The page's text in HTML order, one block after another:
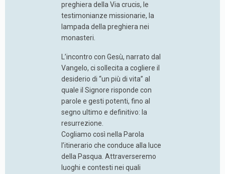
preghiera della Via crucis, le
testimonianze missionarie, la
lampada della preghiera nei
monasteri.
L’incontro con Gesù, narrato dal
Vangelo, ci sollecita a cogliere il
desiderio di “un più di vita” al
quale il Signore risponde con
parole e gesti potenti, fino al
segno ultimo e definitivo: la
resurrezione.
Cogliamo così nella Parola
l’itinerario che conduce alla luce
della Pasqua. Attraverseremo
luoghi e contesti nei quali